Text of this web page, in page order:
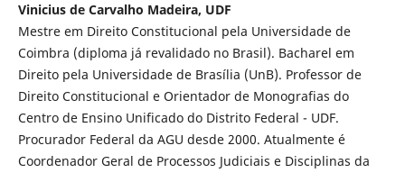
Vinicius de Carvalho Madeira, UDF
Mestre em Direito Constitucional pela Universidade de
Coimbra (diploma já revalidado no Brasil). Bacharel em
Direito pela Universidade de Brasília (UnB). Professor de
Direito Constitucional e Orientador de Monografias do
Centro de Ensino Unificado do Distrito Federal - UDF.
Procurador Federal da AGU desde 2000. Atualmente é
Coordenador Geral de Processos Judiciais e Disciplinas da